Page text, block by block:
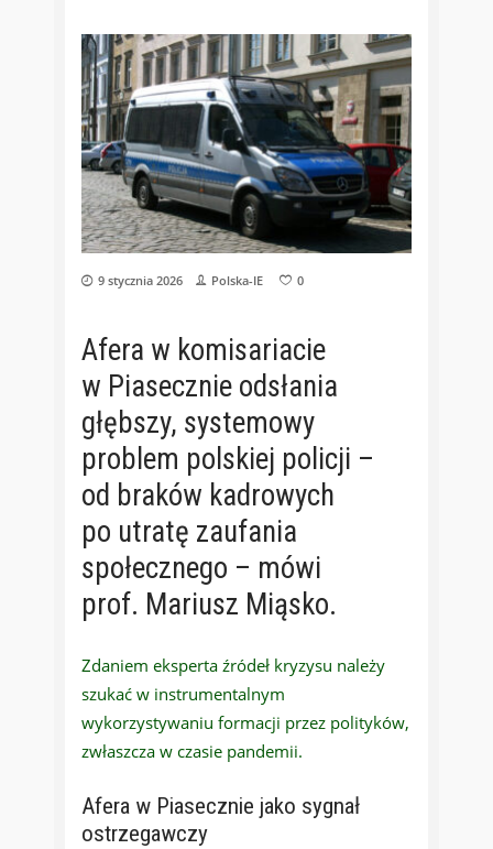
9 stycznia 2026 Polska-IE 0
Afera w komisariacie
w Piasecznie odsłania
głębszy, systemowy
problem polskiej policji –
od braków kadrowych
po utratę zaufania
społecznego – mówi
prof. Mariusz Miąsko.
Zdaniem eksperta źródeł kryzysu należy
szukać w instrumentalnym
wykorzystywaniu formacji przez polityków,
zwłaszcza w czasie pandemii.
Afera w Piasecznie jako sygnał
ostrzegawczy